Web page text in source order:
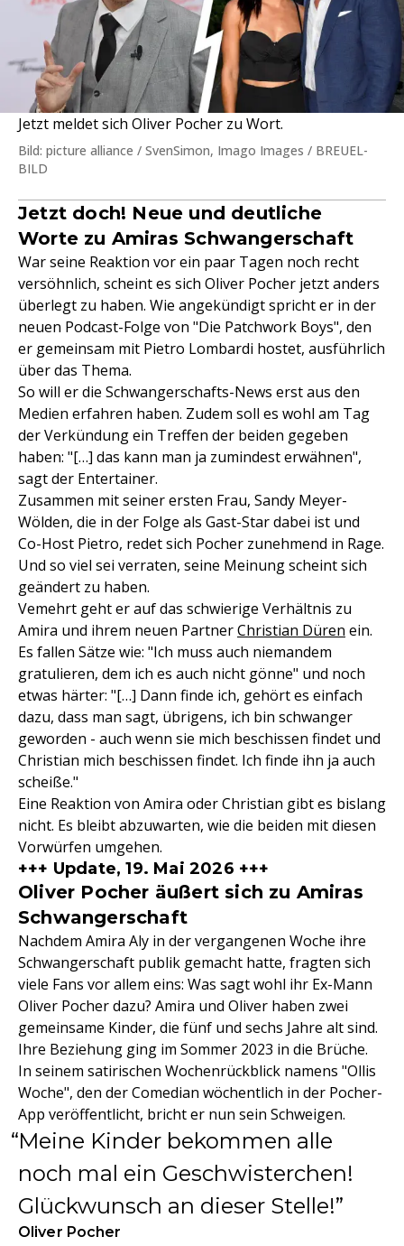
Jetzt meldet sich Oliver Pocher zu Wort.
Bild: picture alliance / SvenSimon, Imago Images / BREUEL-
BILD
Jetzt doch! Neue und deutliche
Worte zu Amiras Schwangerschaft
War seine Reaktion vor ein paar Tagen noch recht
versöhnlich, scheint es sich Oliver Pocher jetzt anders
überlegt zu haben. Wie angekündigt spricht er in der
neuen Podcast-Folge von "Die Patchwork Boys", den
er gemeinsam mit Pietro Lombardi hostet, ausführlich
über das Thema.
So will er die Schwangerschafts-News erst aus den
Medien erfahren haben. Zudem soll es wohl am Tag
der Verkündung ein Treffen der beiden gegeben
haben: "[…] das kann man ja zumindest erwähnen",
sagt der Entertainer.
Zusammen mit seiner ersten Frau, Sandy Meyer-
Wölden, die in der Folge als Gast-Star dabei ist und
Co-Host Pietro, redet sich Pocher zunehmend in Rage.
Und so viel sei verraten, seine Meinung scheint sich
geändert zu haben.
Vemehrt geht er auf das schwierige Verhältnis zu
Amira und ihrem neuen PartnerChristian Düren ein.
Es fallen Sätze wie: "Ich muss auch niemandem
gratulieren, dem ich es auch nicht gönne" und noch
etwas härter: "[…] Dann finde ich, gehört es einfach
dazu, dass man sagt, übrigens, ich bin schwanger
geworden - auch wenn sie mich beschissen findet und
Christian mich beschissen findet. Ich finde ihn ja auch
scheiße."
Eine Reaktion von Amira oder Christian gibt es bislang
nicht. Es bleibt abzuwarten, wie die beiden mit diesen
Vorwürfen umgehen.
+++ Update, 19. Mai 2026 +++
Oliver Pocher äußert sich zu Amiras
Schwangerschaft
Nachdem Amira Aly in der vergangenen Woche ihre
Schwangerschaft publik gemacht hatte, fragten sich
viele Fans vor allem eins: Was sagt wohl ihr Ex-Mann
Oliver Pocher dazu? Amira und Oliver haben zwei
gemeinsame Kinder, die fünf und sechs Jahre alt sind.
Ihre Beziehung ging im Sommer 2023 in die Brüche.
In seinem satirischen Wochenrückblick namens "Ollis
Woche", den der Comedian wöchentlich in der Pocher-
App veröffentlicht, bricht er nun sein Schweigen.
Meine Kinder bekommen alle
noch mal ein Geschwisterchen!
Glückwunsch an dieser Stelle!
Oliver Pocher